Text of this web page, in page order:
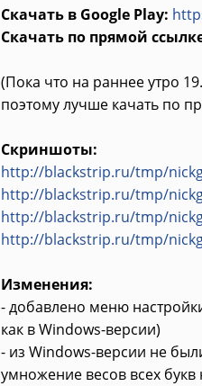
Скачать в Google Play:
Скачать по прямой
(Пока что на раннее утро
поэтому лучше качать по
Скриншоты:
http://blackstrip.ru/tmp/
http://blackstrip.ru/tmp/
http://blackstrip.ru/tmp/
http://blackstrip.ru/tmp/
Изменения:
- добавлено меню
как в Windows-версии)
- из Windows-версии не
умножение весов всех